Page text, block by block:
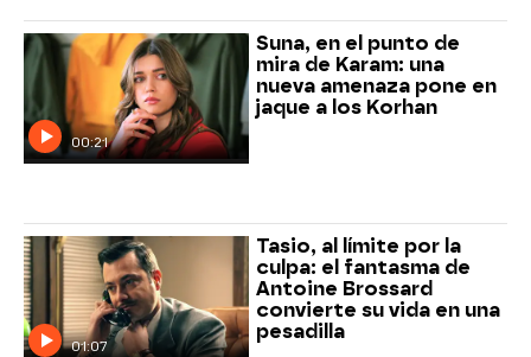
00:21
Suna, en el punto de
mira de Karam: una
nueva amenaza pone en
jaque a los Korhan
01:07
Tasio, al límite por la
culpa: el fantasma de
Antoine Brossard
convierte su vida en una
pesadilla